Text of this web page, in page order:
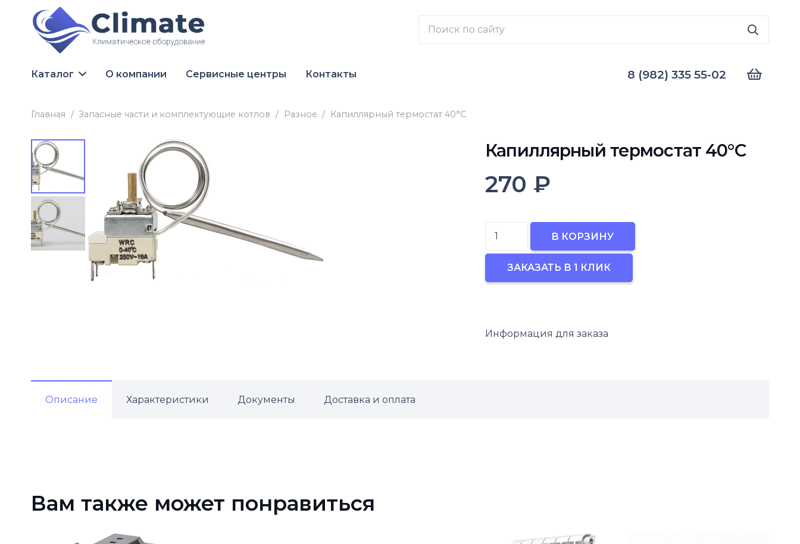
Каталог О компании Сервисные центры Контакты 8 (982) 335 55-02
Главная / Запасные части и комплектующие котлов / Разное / Капиллярный термостат 40°С
Капиллярный термостат 40°С
270 ₽
Количество
товара
Капиллярный
термостат
В КОРЗИНУ
ЗАКАЗАТЬ В 1 КЛИК
Информация для заказа
Описание Характеристики Документы Доставка и оплата
Вам также может понравиться